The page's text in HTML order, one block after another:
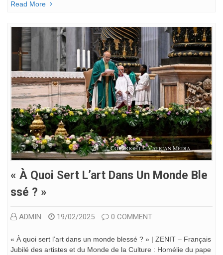
Read More
« À Quoi Sert L’art Dans Un Monde Ble
Ssé ? »
ADMIN 19/02/2025 0 COMMENT
« À quoi sert l’art dans un monde blessé ? » | ZENIT – Français
Jubilé des artistes et du Monde de la Culture : Homélie du pape